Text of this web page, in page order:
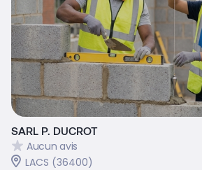
SARL P. DUCROT
Aucun avis
LACS (36400)